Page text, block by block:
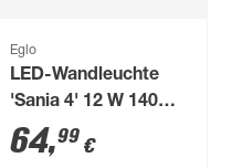
Eglo
LED-Wandleuchte
'Sania 4' 12 W 1400
lm warmweiß 36,5 x
8 cm
64,99 €